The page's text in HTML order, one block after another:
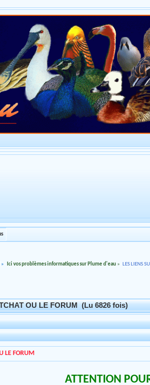
» Ici vos problèmes informatiques sur Plume d'eau» LES LIENS
OU LE FORUM (Lu 6826 fois)
LE FORUM
ATTENTION